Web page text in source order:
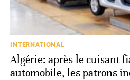
INTERNATIONAL
Algérie: après le cuisant
automobile, les patrons